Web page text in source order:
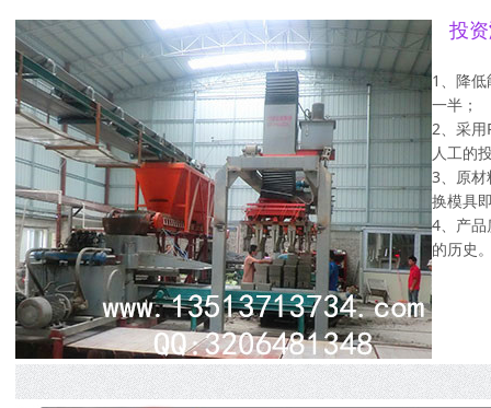
投资
1、降
一半；
2、采用
人工的
3、原材
换模具
4、产品
的历史